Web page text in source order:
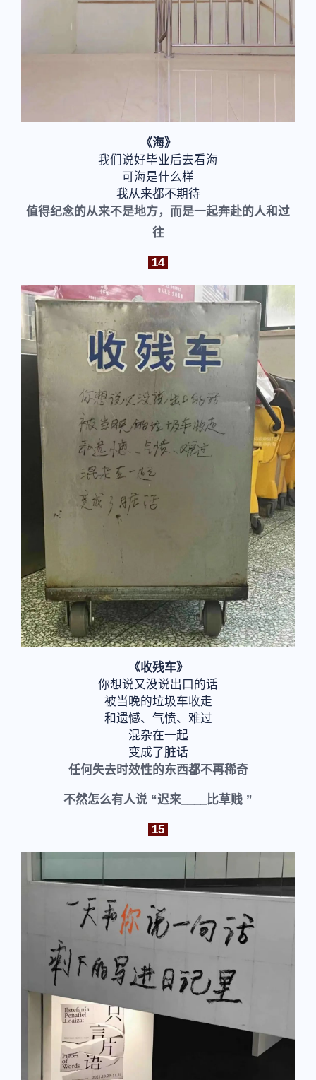
《海》
我们说好毕业后去看海
可海是什么样
我从来都不期待
值得纪念的从来不是地方，而是一起奔赴的人和过
往
14
《收残车》
你想说又没说出口的话
被当晚的垃圾车收走
和遗憾、气愤、难过
混杂在一起
变成了脏话
任何失去时效性的东西都不再稀奇
不然怎么有人说 “迟来____比草贱 ”
15